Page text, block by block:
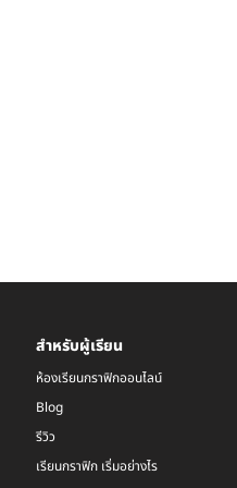
สำหรับผู้เรียน
ห้องเรียนกราฟิกออนไลน์
Blog
รีวิว
เรียนกราฟิก เริ่มอย่างไร